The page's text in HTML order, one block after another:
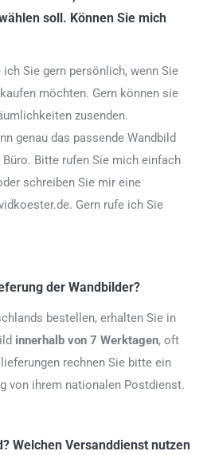
soll. Können Sie mich
Sie gern persönlich, wenn Sie
möchten. Gern können sie
zusenden.
genau das passende Wandbild
Bitte rufen Sie mich einfach
schreiben Sie mir eine
Gern rufe ich Sie
der Wandbilder?
bestellen, erhalten Sie in
innerhalb von 7 Werktagen, oft
rechnen Sie bitte ein
von ihrem nationalen Postdienst.
Welchen Versanddienst nutzen